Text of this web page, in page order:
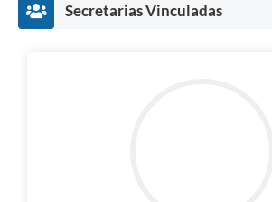
Secretarias Vinculadas